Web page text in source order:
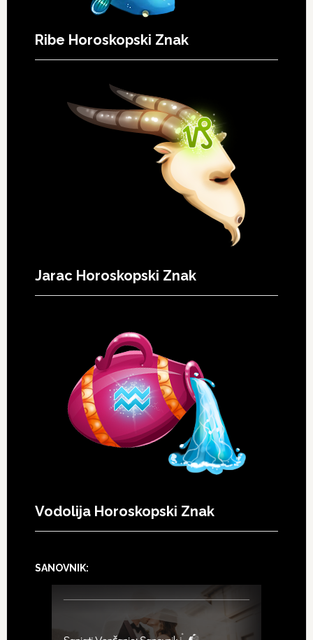
Ribe Horoskopski Znak
Jarac Horoskopski Znak
Vodolija Horoskopski Znak
SANOVNIK: